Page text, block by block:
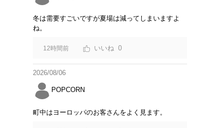
冬は需要すごいですが夏場は減ってしまいますよ
ね。
12時間前 0
2026/08/06
POPCORN
町中はヨーロッパのお客さんをよく見ます。